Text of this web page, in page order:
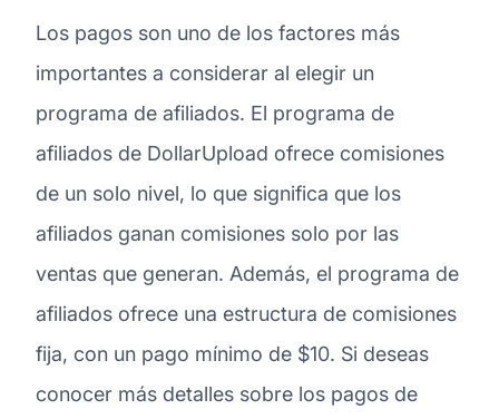
Los pagos son uno de los factores más
importantes a considerar al elegir un
programa de afiliados. El programa de
afiliados de DollarUpload ofrece comisiones
de un solo nivel, lo que significa que los
afiliados ganan comisiones solo por las
ventas que generan. Además, el programa de
afiliados ofrece una estructura de comisiones
fija, con un pago mínimo de $10. Si deseas
conocer más detalles sobre los pagos de